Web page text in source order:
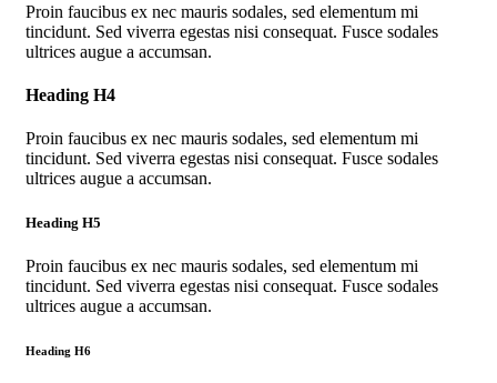
Proin faucibus ex nec mauris sodales, sed elementum mi
tincidunt. Sed viverra egestas nisi consequat. Fusce sodales
ultrices augue a accumsan.
Heading H4
Proin faucibus ex nec mauris sodales, sed elementum mi
tincidunt. Sed viverra egestas nisi consequat. Fusce sodales
ultrices augue a accumsan.
Heading H5
Proin faucibus ex nec mauris sodales, sed elementum mi
tincidunt. Sed viverra egestas nisi consequat. Fusce sodales
ultrices augue a accumsan.
Heading H6